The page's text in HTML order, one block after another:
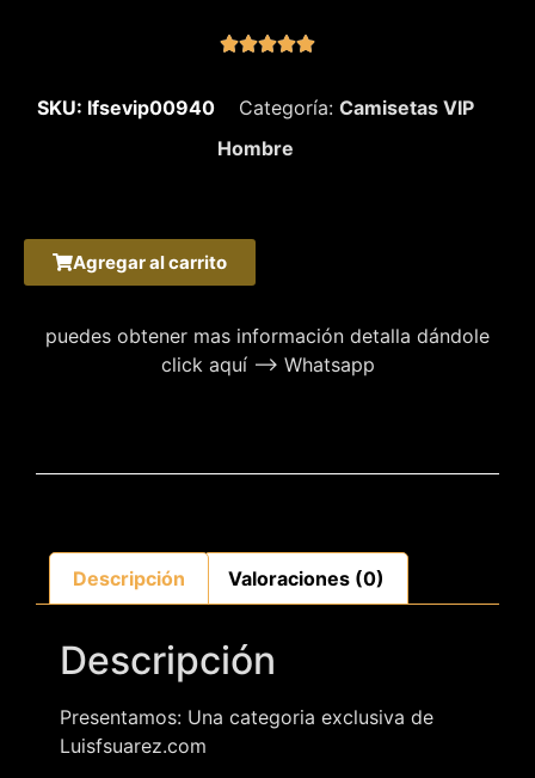

SKU: lfsevip00940 Categoría: Camisetas VIP
Hombre
Agregar al carrito
puedes obtener mas información detalla dándole
click aquí –> Whatsapp
Descripción Valoraciones (0)
Descripción
Presentamos: Una categoria exclusiva de
Luisfsuarez.com